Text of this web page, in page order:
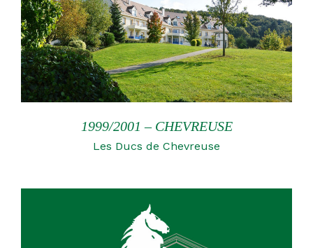
1999/2001 – CHEVREUSE
Les Ducs de Chevreuse